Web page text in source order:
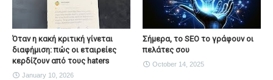
Όταν η κακή κριτική γίνεται
διαφήμιση: πώς οι εταιρείες
κερδίζουν από τους haters
January 10, 2026
Σήμερα, το SEO το γράφουν οι
πελάτες σου
October 14, 2025